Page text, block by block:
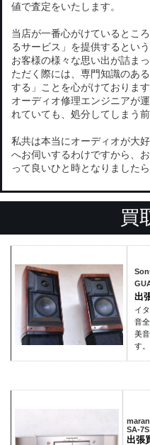
値で査定をいたします。
当店が一番心がけているとこ
るサービス」を提供するという
お客様の様々な思い出が詰ま
ただく際には、専門知識のあ
する」ことを心がけております
オーディオ修理エンジニアが
れていても、処分してしまう
私共は本当にオーディオが大
へお伺いするわけですから、
って良いひと時となりましたら
買
出
イ
音
美
す。
SA-
出張